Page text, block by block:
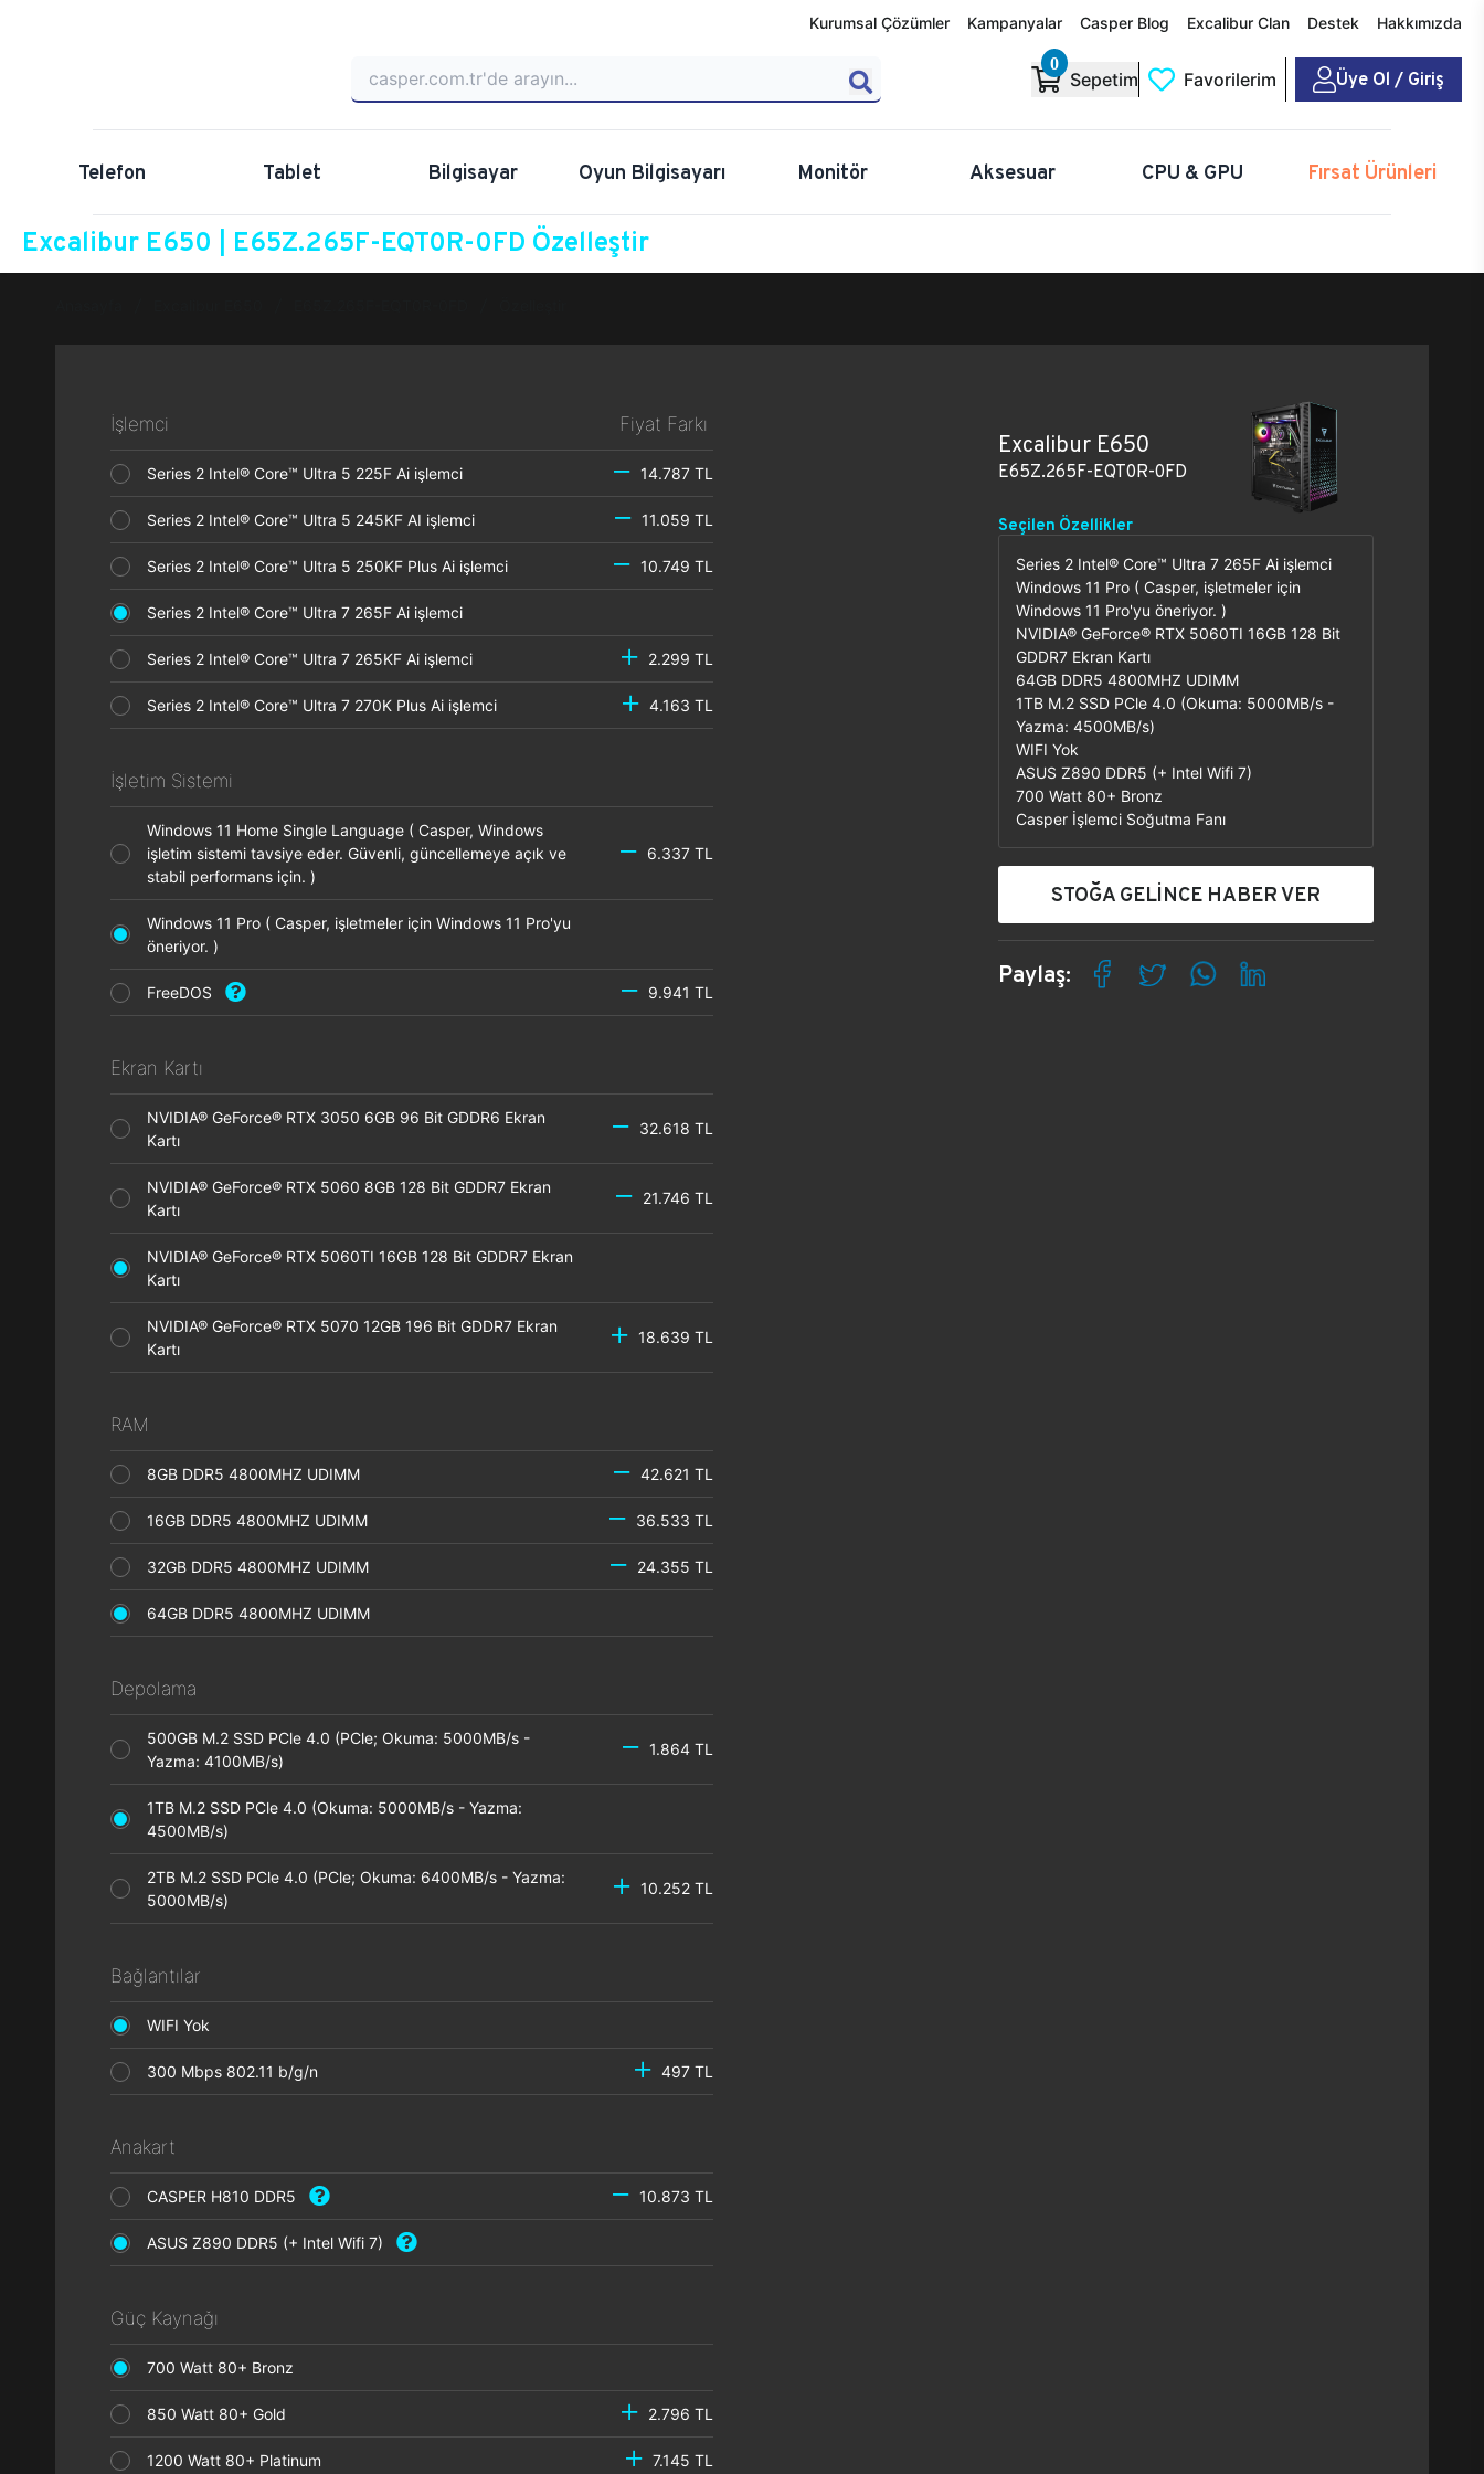
Kurumsal Çözümler Kampanyalar Casper Blog Excalibur Clan Destek Hakkımızda
0
Sepetim Favorilerim Üye Ol / Giriş
Telefon Tablet Bilgisayar Oyun Bilgisayarı Monitör Aksesuar CPU & GPU Fırsat Ürünleri
Excalibur E650 | E65Z.265F-EQT0R-0FD Özelleştir
İşlemci Fiyat Farkı
Series 2 Intel® Core™ Ultra 5 225F Ai işlemci 14.787 TL
Series 2 Intel® Core™ Ultra 5 245KF AI işlemci 11.059 TL
Series 2 Intel® Core™ Ultra 5 250KF Plus Ai işlemci 10.749 TL
Series 2 Intel® Core™ Ultra 7 265F Ai işlemci
Series 2 Intel® Core™ Ultra 7 265KF Ai işlemci 2.299 TL
Series 2 Intel® Core™ Ultra 7 270K Plus Ai işlemci 4.163 TL
İşletim Sistemi
Windows 11 Home Single Language ( Casper, Windows
işletim sistemi tavsiye eder. Güvenli, güncellemeye açık ve
stabil performans için. )
6.337 TL
Windows 11 Pro ( Casper, işletmeler için Windows 11 Pro'yu
öneriyor. )
FreeDOS 9.941 TL
Ekran Kartı
NVIDIA® GeForce® RTX 3050 6GB 96 Bit GDDR6 Ekran
Kartı
32.618 TL
NVIDIA® GeForce® RTX 5060 8GB 128 Bit GDDR7 Ekran
Kartı
21.746 TL
NVIDIA® GeForce® RTX 5060TI 16GB 128 Bit GDDR7 Ekran
Kartı
NVIDIA® GeForce® RTX 5070 12GB 196 Bit GDDR7 Ekran
Kartı
18.639 TL
RAM
8GB DDR5 4800MHZ UDIMM 42.621 TL
16GB DDR5 4800MHZ UDIMM 36.533 TL
32GB DDR5 4800MHZ UDIMM 24.355 TL
64GB DDR5 4800MHZ UDIMM
Depolama
500GB M.2 SSD PCle 4.0 (PCle; Okuma: 5000MB/s -
Yazma: 4100MB/s)
1.864 TL
1TB M.2 SSD PCle 4.0 (Okuma: 5000MB/s - Yazma:
4500MB/s)
2TB M.2 SSD PCle 4.0 (PCle; Okuma: 6400MB/s - Yazma:
5000MB/s)
10.252 TL
Bağlantılar
WIFI Yok
300 Mbps 802.11 b/g/n 497 TL
Anakart
CASPER H810 DDR5 10.873 TL
ASUS Z890 DDR5 (+ Intel Wifi 7)
Güç Kaynağı
700 Watt 80+ Bronz
850 Watt 80+ Gold 2.796 TL
1200 Watt 80+ Platinum 7.145 TL
Excalibur E650
E65Z.265F-EQT0R-0FD
Seçilen Özellikler
Series 2 Intel® Core™ Ultra 7 265F Ai işlemci
Windows 11 Pro ( Casper, işletmeler için
Windows 11 Pro'yu öneriyor. )
NVIDIA® GeForce® RTX 5060TI 16GB 128 Bit
GDDR7 Ekran Kartı
64GB DDR5 4800MHZ UDIMM
1TB M.2 SSD PCle 4.0 (Okuma: 5000MB/s -
Yazma: 4500MB/s)
WIFI Yok
ASUS Z890 DDR5 (+ Intel Wifi 7)
700 Watt 80+ Bronz
Casper İşlemci Soğutma Fanı
STOĞA GELİNCE HABER VER
Paylaş: